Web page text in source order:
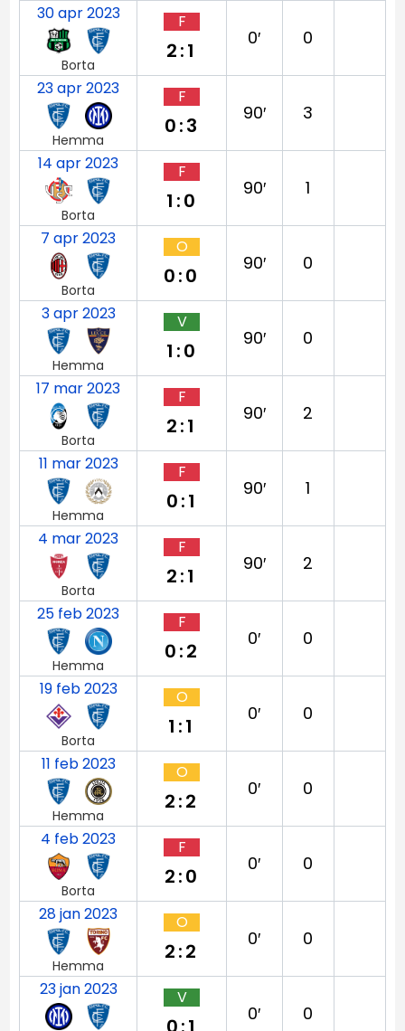
30 apr 2023
Borta
F
2:1
0′ 0
23 apr 2023
Hemma
F
0:3
90′ 3
14 apr 2023
Borta
F
1:0
90′ 1
7 apr 2023
Borta
O
0:0
90′ 0
3 apr 2023
Hemma
V
1:0
90′ 0
17 mar 2023
Borta
F
2:1
90′ 2
11 mar 2023
Hemma
F
0:1
90′ 1
4 mar 2023
Borta
F
2:1
90′ 2
25 feb 2023
Hemma
F
0:2
0′ 0
19 feb 2023
Borta
O
1:1
0′ 0
11 feb 2023
Hemma
O
2:2
0′ 0
4 feb 2023
Borta
F
2:0
0′ 0
28 jan 2023
Hemma
O
2:2
0′ 0
23 jan 2023 V
0′ 0